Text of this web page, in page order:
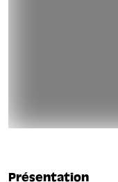
Présentation